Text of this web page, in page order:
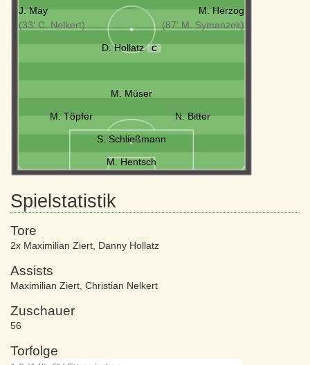
J. May
(33' C. Nelkert)
M. Herzog
(87' M. Symanzek)
D. Hollatz C
M. Müser
M. Töpfer N. Bitter
S. Schließmann
M. Hentsch
Spielstatistik
Tore
2x Maximilian Ziert Danny Hollatz
Assists
Maximilian Ziert Christian Nelkert
Zuschauer
56
Torfolge